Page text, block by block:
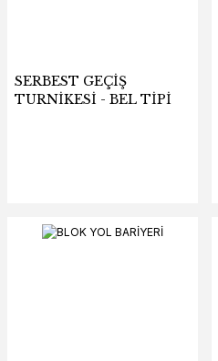
SERBEST GEÇİŞ
TURNİKESİ - BEL TİPİ